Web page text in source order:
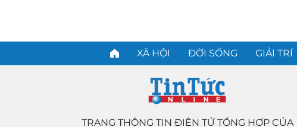
XÃ HỘI ĐỜI SỐNG GIẢI TRÍ
TRANG THÔNG TIN ĐIỆN TỬ TỔNG HỢP CỦA